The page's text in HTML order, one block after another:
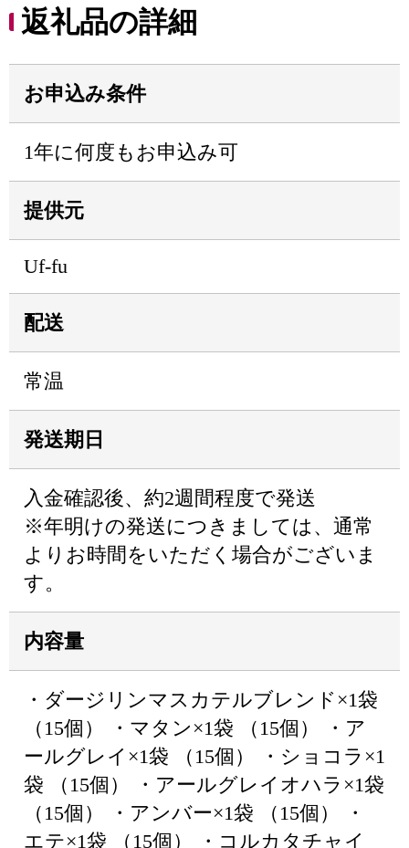
返礼品の詳細
お申込み条件
1年に何度もお申込み可
提供元
Uf-fu
配送
常温
発送期日
入金確認後、約2週間程度で発送
※年明けの発送につきましては、通常
よりお時間をいただく場合がございま
す。
内容量
・ダージリンマスカテルブレンド×1袋
（15個） ・マタン×1袋 （15個） ・ア
ールグレイ×1袋 （15個） ・ショコラ×1
袋 （15個） ・アールグレイオハラ×1袋
（15個） ・アンバー×1袋 （15個） ・
エテ×1袋 （15個） ・コルカタチャイ